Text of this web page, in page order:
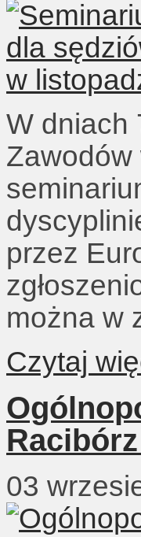
W dniach
Zawodów
przez
można w
Czytaj
03